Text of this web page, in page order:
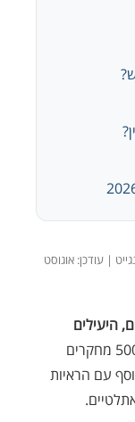
| עודכן: אוגוסט
היעילים
יותר מ-500 מחקרים
עם הראיות